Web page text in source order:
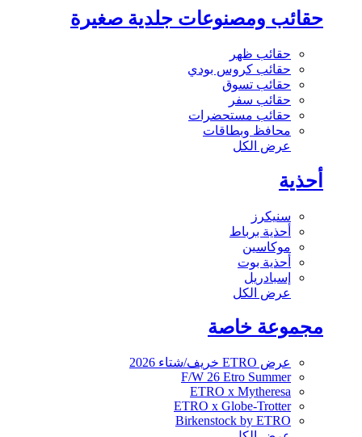
حقائب ومصنوعات جلدية صغيرة
حقائب ظهر
حقائب كروس بودي
حقائب تسوق
حقائب سفر
حقائب مستحضرات
محافظ وبطاقات
عرض الكل
أحذية
سنيكرز
أحذية برباط
موكاسين
أحذية بوت
إسبادريل
عرض الكل
مجموعة خاصة
عرض ETRO خريف/شتاء 2026
F/W 26 Etro Summer
ETRO x Mytheresa
ETRO x Globe-Trotter
Birkenstock by ETRO